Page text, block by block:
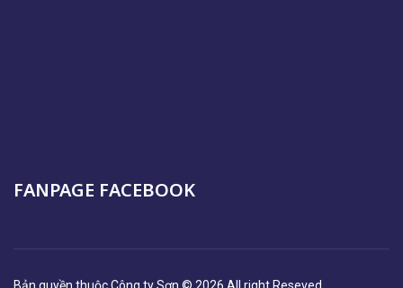
FANPAGE FACEBOOK
Bản quyền thuộc Công ty Sơn © 2026 All right Reseved